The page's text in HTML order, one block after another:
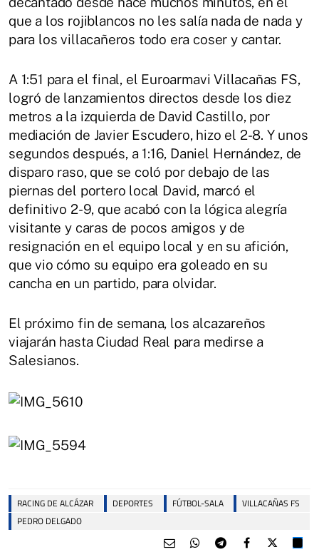
que a los rojiblancos no les salía nada de nada y
para los villacañeros todo era coser y cantar.
A 1:51 para el final, el Euroarmavi Villacañas FS,
logró de lanzamientos directos desde los diez
metros a la izquierda de David Castillo, por
mediación de Javier Escudero, hizo el 2-8. Y unos
segundos después, a 1:16, Daniel Hernández, de
disparo raso, que se coló por debajo de las
piernas del portero local David, marcó el
definitivo 2-9, que acabó con la lógica alegría
visitante y caras de pocos amigos y de
resignación en el equipo local y en su afición,
que vio cómo su equipo era goleado en su
cancha en un partido, para olvidar.
El próximo fin de semana, los alcazareños
viajarán hasta Ciudad Real para medirse a
Salesianos.
RACING DE ALCÁZAR DEPORTES FÚTBOL-SALA
VILLACAÑAS FS
PEDRO DELGADO